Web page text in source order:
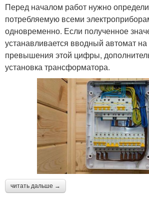
Перед началом работ нужно
потребляемую всеми
одновременно. Если полученное
устанавливается вводный автомат
превышения этой цифры,
установка трансформатора.
читать дальше →